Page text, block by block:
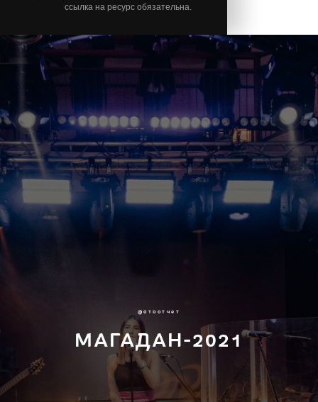
ссылка на ресурс обязательна.
фотоотчет
МАГАДАН-2021